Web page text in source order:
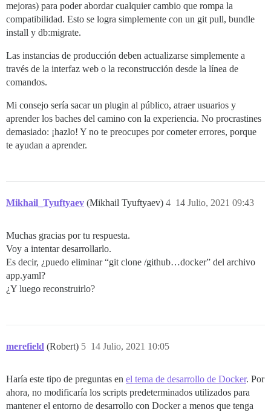
mejoras) para poder abordar cualquier cambio que rompa la
compatibilidad. Esto se logra simplemente con un git pull, bundle
install y db:migrate.
Las instancias de producción deben actualizarse simplemente a
través de la interfaz web o la reconstrucción desde la línea de
comandos.
Mi consejo sería sacar un plugin al público, atraer usuarios y
aprender los baches del camino con la experiencia. No procrastines
demasiado: ¡hazlo! Y no te preocupes por cometer errores, porque
te ayudan a aprender.
Mikhail_Tyuftyaev (Mikhail Tyuftyaev) 14 Julio, 2021 09:43
4
Muchas gracias por tu respuesta.
Voy a intentar desarrollarlo.
Es decir, ¿puedo eliminar “git clone /github…docker” del archivo
app.yaml?
¿Y luego reconstruirlo?
merefield (Robert) 14 Julio, 2021 10:05
5
Haría este tipo de preguntas en el tema de desarrollo de Docker. Por
ahora, no modificaría los scripts predeterminados utilizados para
mantener el entorno de desarrollo con Docker a menos que tenga